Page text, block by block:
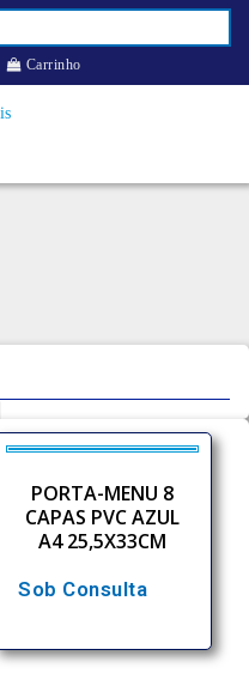
Carrinho
PORTA-MENU 8
CAPAS PVC AZUL
A4 25,5X33CM
Sob Consulta